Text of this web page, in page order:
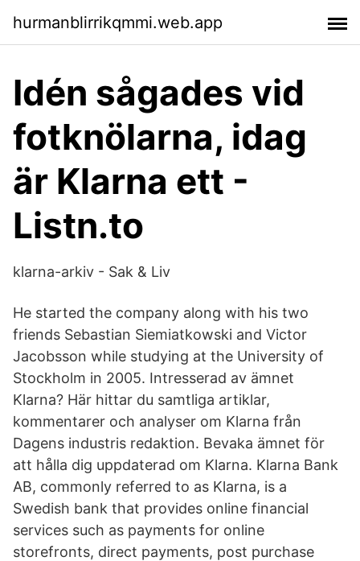
hurmanblirrikqmmi.web.app
Idén sågades vid
fotknölarna, idag
är Klarna ett -
Listn.to
klarna-arkiv - Sak & Liv
He started the company along with his two
friends Sebastian Siemiatkowski and Victor
Jacobsson while studying at the University of
Stockholm in 2005. Intresserad av ämnet
Klarna? Här hittar du samtliga artiklar,
kommentarer och analyser om Klarna från
Dagens industris redaktion. Bevaka ämnet för
att hålla dig uppdaterad om Klarna. Klarna Bank
AB, commonly referred to as Klarna, is a
Swedish bank that provides online financial
services such as payments for online
storefronts, direct payments, post purchase